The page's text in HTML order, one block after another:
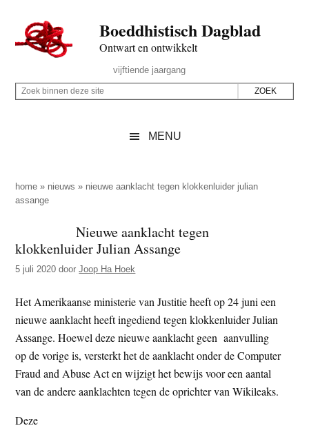
naar
de
inhoud
secondary
naar
de
sidebar
naar
de
Boeddhistisch Dagblad
Ontwart en ontwikkelt
Rechts
vijftiende jaargang
Z
p
d
z
e
i
t
e
Z
i
n
n
d
z
e
s
i
t
e
MENU
home » nieuws » nieuwe aanklacht tegen klokkenluider julian
assange
Nieuwe aanklacht tegen
klokkenluider Julian Assange
5 juli 2020 doorJoop Ha Hoek
Het Amerikaanse ministerie van Justitie heeft op 24 juni een
nieuwe aanklacht heeft ingediend tegen klokkenluider Julian
Assange. Hoewel deze nieuwe aanklacht geen aanvulling
op de vorige is, versterkt het de aanklacht onder de Computer
Fraud and Abuse Act en wijzigt het bewijs voor een aantal
van de andere aanklachten tegen de oprichter van Wikileaks.
Deze